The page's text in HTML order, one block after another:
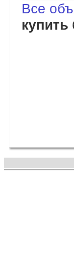
Все
купить